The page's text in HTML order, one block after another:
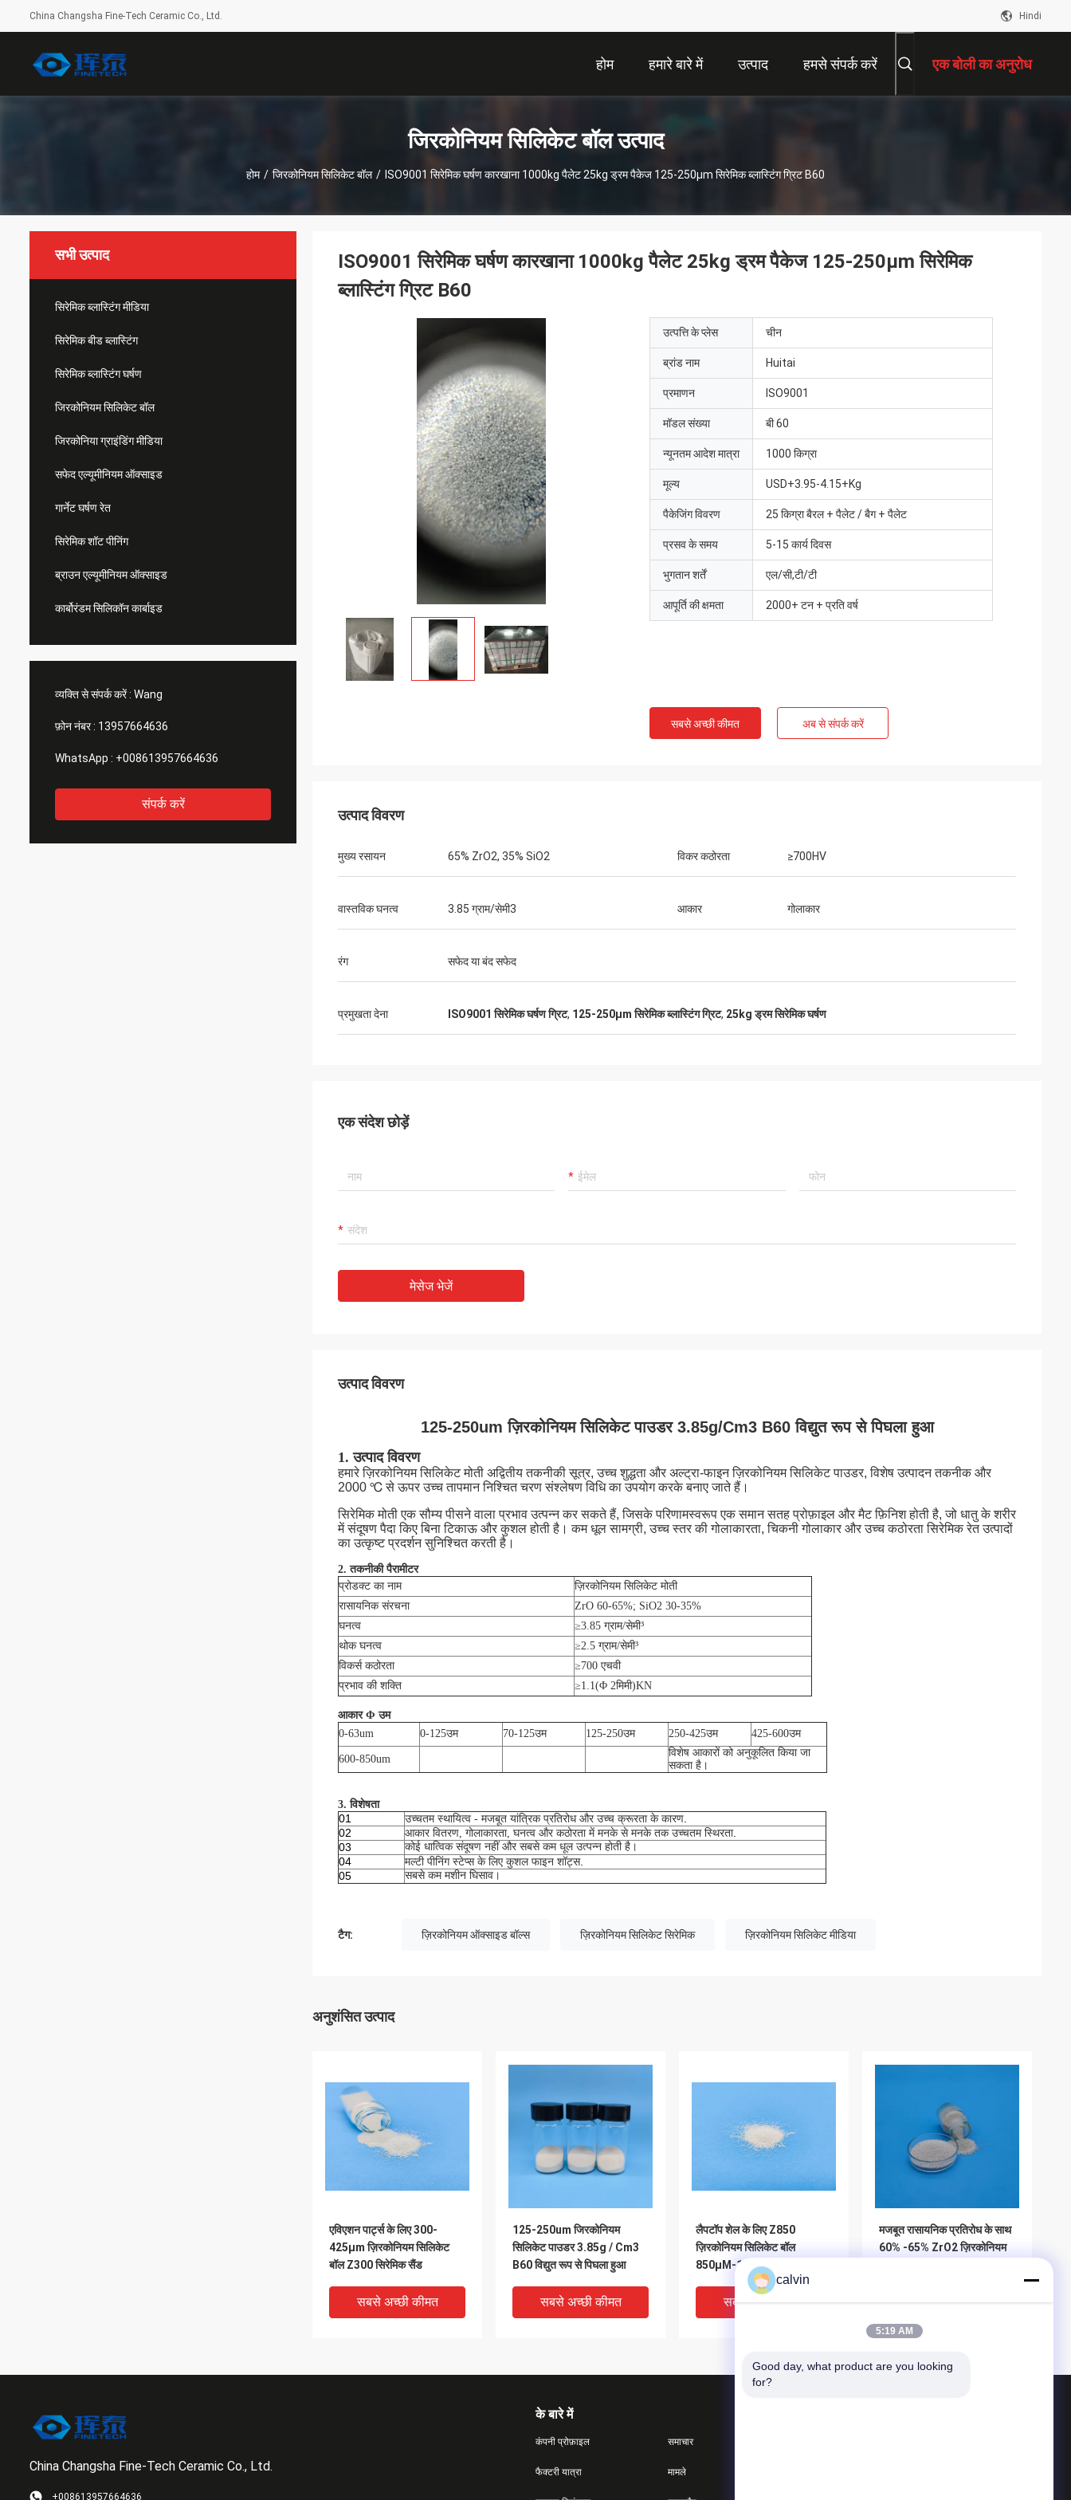
China Changsha Fine-Tech Ceramic Co., Ltd. Hindi
होम हमारे बारे में उत्पाद हमसे संपर्क करें एक बोली का अनुरोध
जिरकोनियम सिलिकेट बॉल उत्पाद
होम / जिरकोनियम सिलिकेट बॉल / ISO9001 सिरेमिक घर्षण कारखाना 1000kg पैलेट 25kg ड्रम पैकेज 125-250μm सिरेमिक ब्लास्टिंग ग्रिट B60
सभी उत्पाद
सिरेमिक ब्लास्टिंग मीडिया
सिरेमिक बीड ब्लास्टिंग
सिरेमिक ब्लास्टिंग घर्षण
जिरकोनियम सिलिकेट बॉल
जिरकोनिया ग्राइंडिंग मीडिया
सफेद एल्यूमीनियम ऑक्साइड
गार्नेट घर्षण रेत
सिरेमिक शॉट पीनिंग
ब्राउन एल्यूमीनियम ऑक्साइड
कार्बोरंडम सिलिकॉन कार्बाइड
व्यक्ति से संपर्क करें : Wang
फ़ोन नंबर : 13957664636
WhatsApp : +008613957664636
संपर्क करें
ISO9001 सिरेमिक घर्षण कारखाना 1000kg पैलेट 25kg ड्रम पैकेज 125-250μm सिरेमिक
ब्लास्टिंग ग्रिट B60
उत्पत्ति के प्लेस चीन
ब्रांड नाम Huitai
प्रमाणन ISO9001
मॉडल संख्या बी 60
न्यूनतम आदेश मात्रा 1000 किग्रा
मूल्य USD+3.95-4.15+Kg
पैकेजिंग विवरण 25 किग्रा बैरल + पैलेट / बैग + पैलेट
प्रसव के समय 5-15 कार्य दिवस
भुगतान शर्तें एल/सी,टी/टी
आपूर्ति की क्षमता 2000+ टन + प्रति वर्ष
सबसे अच्छी कीमत अब से संपर्क करें
उत्पाद विवरण
मुख्य रसायन 65% ZrO2, 35% SiO2 विकर कठोरता ≥700HV
वास्तविक घनत्व 3.85 ग्राम/सेमी3 आकार गोलाकार
रंग सफेद या बंद सफेद
प्रमुखता देना ISO9001 सिरेमिक घर्षण ग्रिट, 125-250μm सिरेमिक ब्लास्टिंग ग्रिट, 25kg ड्रम सिरेमिक घर्षण
एक संदेश छोड़ें
मेसेज भेजें
उत्पाद विवरण
125-250um ज़िरकोनियम सिलिकेट पाउडर 3.85g/Cm3 B60 विद्युत रूप से पिघला हुआ
1. उत्पाद विवरण
हमारे ज़िरकोनियम सिलिकेट मोती अद्वितीय तकनीकी सूत्र, उच्च शुद्धता और अल्ट्रा-फाइन ज़िरकोनियम सिलिकेट पाउडर, विशेष उत्पादन तकनीक और
2000 ℃ से ऊपर उच्च तापमान निश्चित चरण संश्लेषण विधि का उपयोग करके बनाए जाते हैं।
सिरेमिक मोती एक सौम्य पीसने वाला प्रभाव उत्पन्न कर सकते हैं, जिसके परिणामस्वरूप एक समान सतह प्रोफ़ाइल और मैट फ़िनिश होती है, जो धातु के शरीर
में संदूषण पैदा किए बिना टिकाऊ और कुशल होती है। कम धूल सामग्री, उच्च स्तर की गोलाकारता, चिकनी गोलाकार और उच्च कठोरता सिरेमिक रेत उत्पादों
का उत्कृष्ट प्रदर्शन सुनिश्चित करती है।
2. तकनीकी पैरामीटर
प्रोडक्ट का नाम
ज़िरकोनियम सिलिकेट मोती
रासायनिक संरचना
ZrO 60-65%; SiO2 30-35%
घनत्व
≥3.85 ग्राम/सेमी³
थोक घनत्व
≥2.5 ग्राम/सेमी³
विकर्स कठोरता
≥700 एचवी
प्रभाव की शक्ति
≥1.1(Φ 2मिमी)KN
आकार Φ उम
0-63um
0-125उम 70-125उम 125-250उम 250-425उम 425-600उम
600-850um
विशेष आकारों को अनुकूलित किया जा
सकता है।
3. विशेषता
01 उच्चतम स्थायित्व - मजबूत यांत्रिक प्रतिरोध और उच्च क्रूरता के कारण
02
आकार वितरण, गोलाकारता, घनत्व और कठोरता में मनके से मनके तक उच्चतम स्थिरता.
03
कोई धात्विक संदूषण नहीं और सबसे कम धूल उत्पन्न होती है।
04 मल्टी पीनिंग स्टेप्स के लिए कुशल फाइन शॉट्स.
05
सबसे कम मशीन घिसाव।
टैग: ज़िरकोनियम ऑक्साइड बॉल्स ज़िरकोनियम सिलिकेट सिरेमिक ज़िरकोनियम सिलिकेट मीडिया
अनुशंसित उत्पाद
एविएशन पार्ट्स के लिए 300-
425μm ज़िरकोनियम सिलिकेट
बॉल Z300 सिरेमिक सैंड
सबसे अच्छी कीमत
125-250um जिरकोनियम
सिलिकेट पाउडर 3.85g / Cm3
B60 विद्युत रूप से पिघला हुआ
सबसे अच्छी कीमत
लैपटॉप शेल के लिए Z850
ज़िरकोनियम सिलिकेट बॉल
850μM-1180μM ग्रिट
ब्लास्टिंग मीडिया
सबसे अच्छी कीमत
मजबूत रासायनिक प्रतिरोध के साथ
60% -65% ZrO2 ज़िरकोनियम
सबसे अच्छी कीमत
China Changsha Fine-Tech Ceramic Co., Ltd.
+008613957664636
के बारे में
कंपनी प्रोफ़ाइल
फैक्टरी यात्रा
समाचार
मामले
calvin
5:19 AM
Good day, what product are you looking
for?